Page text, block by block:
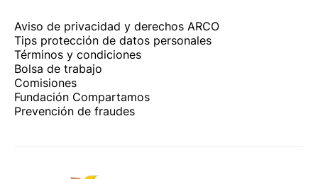
Aviso de privacidad y derechos ARCO
Tips protección de datos personales
Términos y condiciones
Bolsa de trabajo
Comisiones
Fundación Compartamos
Prevención de fraudes